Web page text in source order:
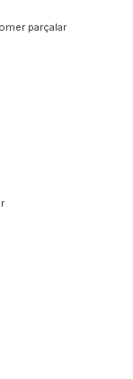
parçalar